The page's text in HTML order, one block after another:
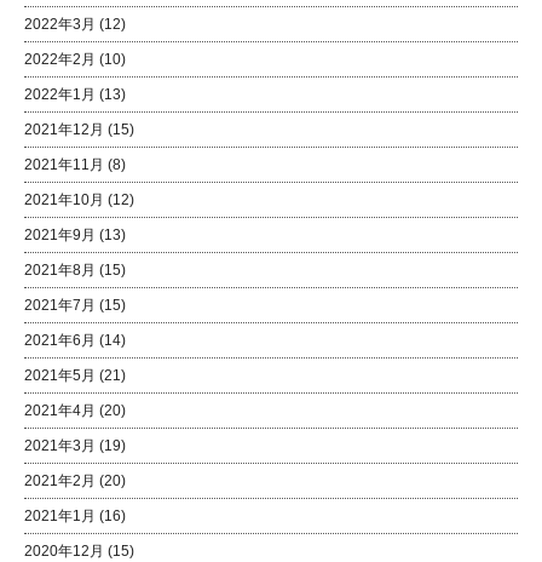
2022年3月 (12)
2022年2月 (10)
2022年1月 (13)
2021年12月 (15)
2021年11月 (8)
2021年10月 (12)
2021年9月 (13)
2021年8月 (15)
2021年7月 (15)
2021年6月 (14)
2021年5月 (21)
2021年4月 (20)
2021年3月 (19)
2021年2月 (20)
2021年1月 (16)
2020年12月 (15)